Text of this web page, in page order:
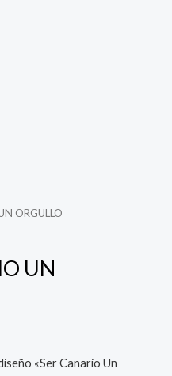
ORGULLO
UN
«Ser Canario Un